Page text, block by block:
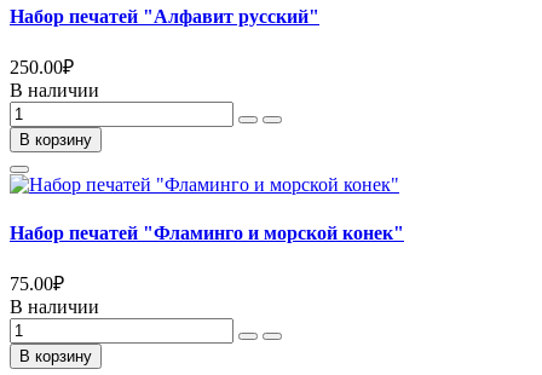
Набор печатей "Алфавит русский"
250.00₽
В наличии
В корзину
Набор печатей "Фламинго и морской конек"
75.00₽
В наличии
В корзину